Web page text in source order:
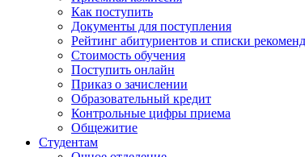
Как поступить
Документы для поступления
Рейтинг абитуриентов и списки
Стоимость обучения
Поступить онлайн
Приказ о зачислении
Образовательный кредит
Контрольные цифры приема
Общежитие
Студентам